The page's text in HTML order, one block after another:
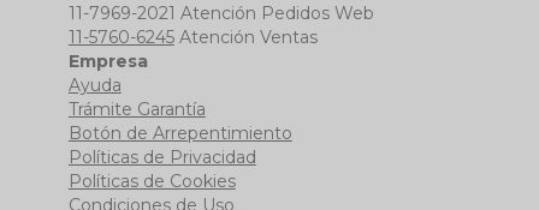
11-7969-2021 Atención Pedidos Web
11-5760-6245Atención Ventas
Empresa
Ayuda
Trámite Garantía
Botón de Arrepentimiento
Políticas de Privacidad
Políticas de Cookies
Condiciones de Uso